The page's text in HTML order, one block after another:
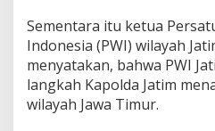
Sementara itu ketua
Indonesia (PWI) wilayah
menyatakan, bahwa PWI
langkah Kapolda Jatim
wilayah Jawa Timur.